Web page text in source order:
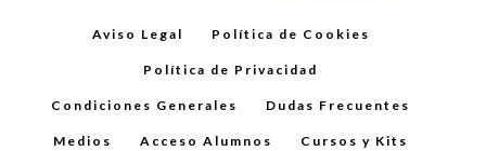
Aviso Legal Política de Cookies
Política de Privacidad
Condiciones Generales Dudas Frecuentes
Medios Acceso Alumnos Cursos y Kits